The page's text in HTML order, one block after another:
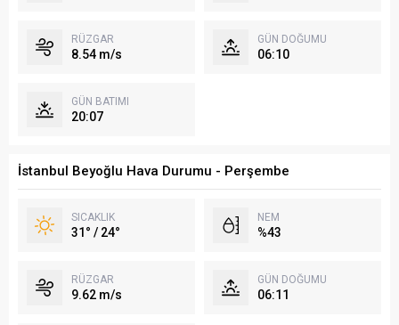
RÜZGAR
8.54 m/s
GÜN DOĞUMU
06:10
GÜN BATIMI
20:07
İstanbul Beyoğlu Hava Durumu - Perşembe
SICAKLIK
31° / 24°
NEM
%43
RÜZGAR
9.62 m/s
GÜN DOĞUMU
06:11